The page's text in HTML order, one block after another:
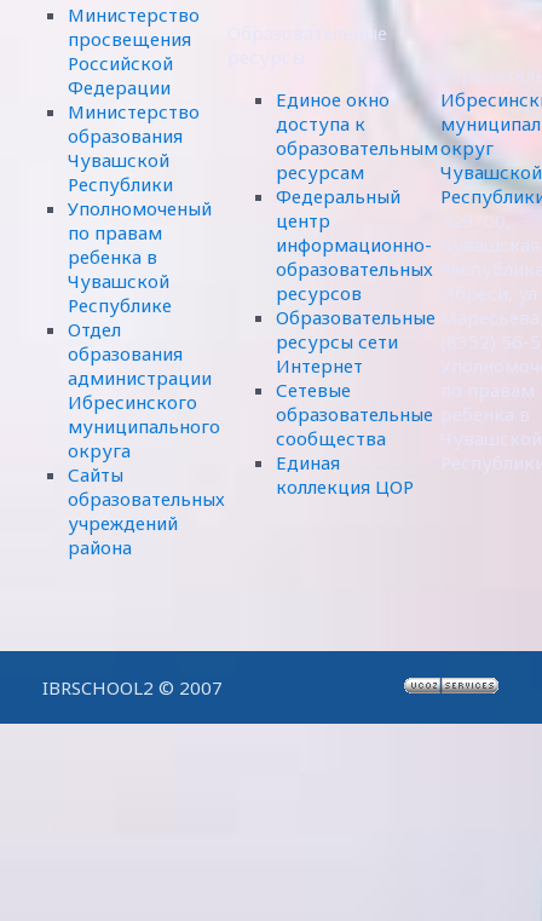
Министерство
просвещения
Российской
Федерации
Министерство
образования
Чувашской
Республики
Уполномоченый
по правам
ребенка в
Чувашской
Республике
Отдел
образования
администрации
Ибресинского
муниципального
округа
Сайты
образовательных
учреждений
района
Образовательные
Единое окно
доступа к
образовательным
ресурсам
Федеральный
центр
информационно-
образовательных
ресурсов
Образовательные
ресурсы сети
Интернет
Сетевые
образовательные
сообщества
Единая
коллекция ЦОР
округ
Чувашской
429700,
(8352) 56-
ребенка в
Чувашской
IBRSCHOOL2 © 2007